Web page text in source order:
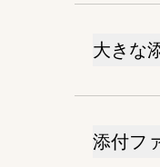
大きな
添付フ